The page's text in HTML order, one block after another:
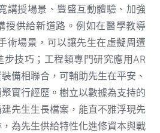
講授場景、豐盛互動體驗、加強
授供給新道路。例如在醫學教導
術場景，可以讓先生在虛擬周遭
步技巧；工程類專門研究應用AR
備相聯合，可輔助先生在平安、
實行經歷。樹立以數據為支持的
先生生長檔案，能直不雅浮現先
為先生供給特性化進修資本與戰